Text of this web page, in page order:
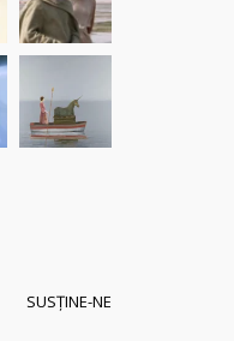
SUSȚINE-NE